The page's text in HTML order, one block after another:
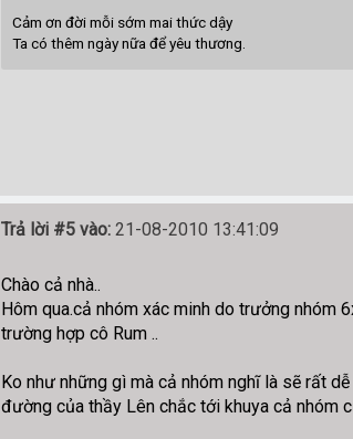
Cảm ơn đời mỗi sớm mai thức dậy
Ta có thêm ngày nữa để yêu thương.
Trả lời #5 vào:21-08-2010 13:41:09
Chào cả nhà..
Hôm qua.cả nhóm xác minh do trưởng nhóm
trường hợp cô Rum ..
Ko như những gì mà cả nhóm nghĩ là sẽ rất
đường của thầy Lên chắc tới khuya cả nhóm